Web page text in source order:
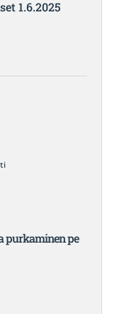
1.6.2025
purkaminen pe